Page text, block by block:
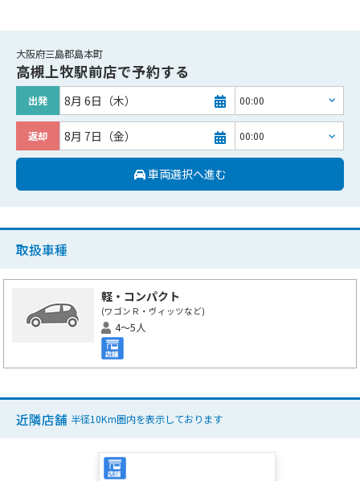
大阪府三島郡島本町
高槻上牧駅前店で予約する
出発 8月 6日（木）
返却 8月 7日（金）
車両選択へ進む
取扱車種
軽・コンパクト
(ワゴンＲ・ヴィッツなど)
4～5人
近隣店舗 半径10Km圏内を表示しております